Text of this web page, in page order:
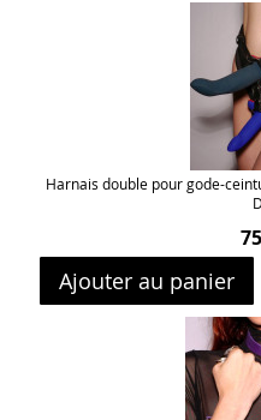
Harnais double pour gode-
Ajouter au panier